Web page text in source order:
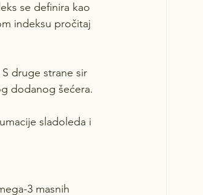
se definira kao
indeksu pročitaj
druge strane sir
dodanog šećera.
sladoleda i
3 masnih